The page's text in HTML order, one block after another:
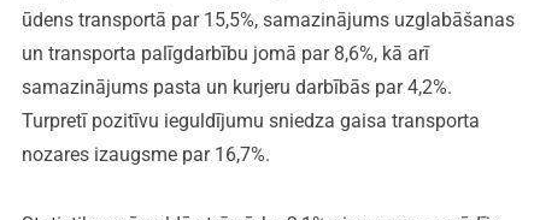
ūdens transportā par 15,5%, samazinājums uzglabāšanas
un transporta palīgdarbību jomā par 8,6%, kā arī
samazinājums pasta un kurjeru darbībās par 4,2%.
Turpretī pozitīvu ieguldījumu sniedza gaisa transporta
nozares izaugsme par 16,7%.